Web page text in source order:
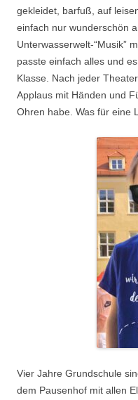
gekleidet, barfuß, auf
einfach nur wunderschön
Unterwasserwelt-“Musik”
passte einfach alles und
Klasse. Nach jeder
Applaus mit Händen und
Ohren habe. Was für eine
Vier Jahre Grundschule
dem Pausenhof mit allen